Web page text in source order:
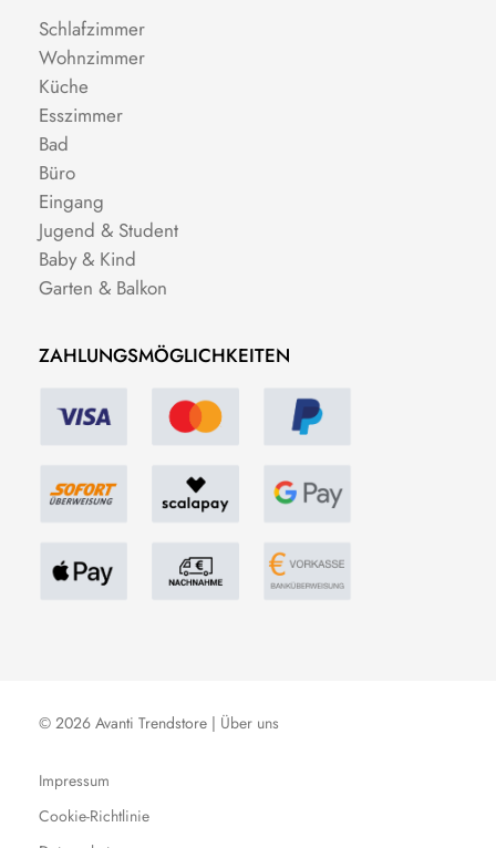
Schlafzimmer
Wohnzimmer
Küche
Esszimmer
Bad
Büro
Eingang
Jugend & Student
Baby & Kind
Garten & Balkon
ZAHLUNGSMÖGLICHKEITEN
© 2026 Avanti Trendstore | Über uns
Impressum
Cookie-Richtlinie